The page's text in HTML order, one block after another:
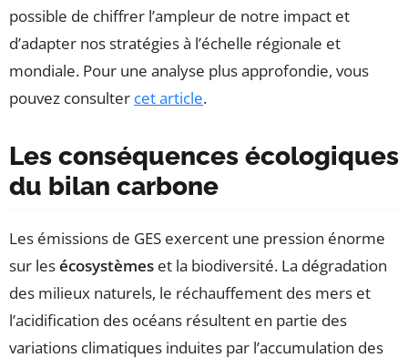
possible de chiffrer l’ampleur de notre impact et
d’adapter nos stratégies à l’échelle régionale et
mondiale. Pour une analyse plus approfondie, vous
pouvez consulter cet article.
Les conséquences écologiques
du bilan carbone
Les émissions de GES exercent une pression énorme
sur lesécosystèmes et la biodiversité. La dégradation
des milieux naturels, le réchauffement des mers et
l’acidification des océans résultent en partie des
variations climatiques induites par l’accumulation des